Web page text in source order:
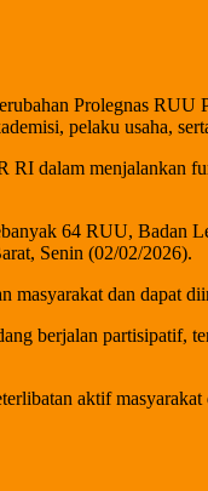
Prolegnas RUU
pelaku usaha,
dalam menjalankan
64 RUU, Badan
Senin (02/02/2026).
masyarakat dan dapat
berjalan partisipatif,
aktif masyarakat